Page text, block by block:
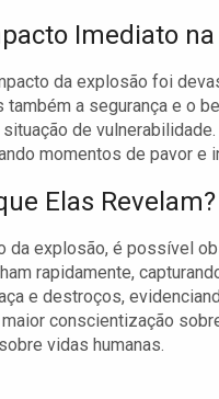
Imediato
da explosão foi
também a segurança e o
de
momentos de pavor
Elas Revelam?
explosão, é possível
rapidamente,
e destroços,
conscientização
vidas humanas.